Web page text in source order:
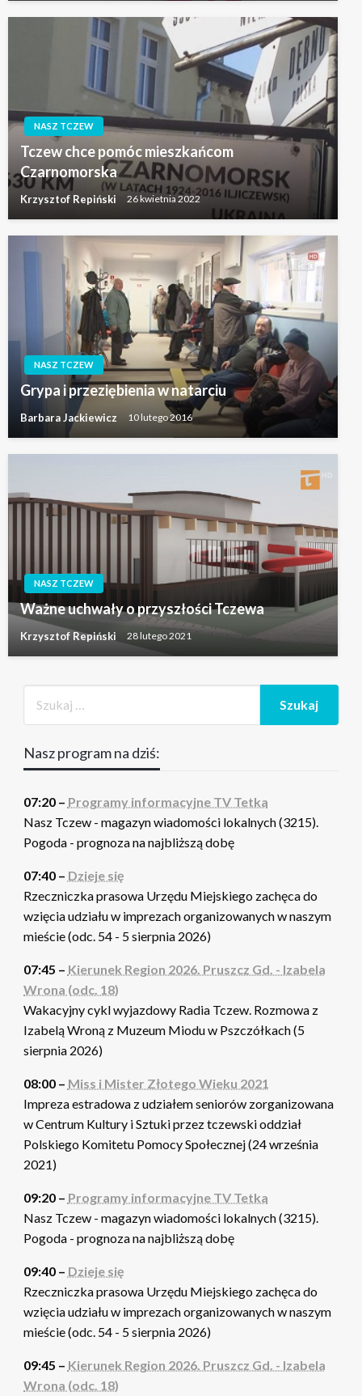
NASZ TCZEW
Tczew chce pomóc mieszkańcom
Czarnomorska
Krzysztof Repiński 26 kwietnia 2022
NASZ TCZEW
Grypa i przeziębienia w natarciu
Barbara Jackiewicz 10 lutego 2016
NASZ TCZEW
Ważne uchwały o przyszłości Tczewa
Krzysztof Repiński 28 lutego 2021
Nasz program na dziś:
07:20 – Programy informacyjne TV Tetka
Nasz Tczew - magazyn wiadomości lokalnych (3215).
Pogoda - prognoza na najbliższą dobę
07:40 – Dzieje się
Rzeczniczka prasowa Urzędu Miejskiego zachęca do
wzięcia udziału w imprezach organizowanych w naszym
mieście (odc. 54 - 5 sierpnia 2026)
07:45 – Kierunek Region 2026. Pruszcz Gd. - Izabela
Wrona (odc. 18)
Wakacyjny cykl wyjazdowy Radia Tczew. Rozmowa z
Izabelą Wroną z Muzeum Miodu w Pszczółkach (5
sierpnia 2026)
08:00 – Miss i Mister Złotego Wieku 2021
Impreza estradowa z udziałem seniorów zorganizowana
w Centrum Kultury i Sztuki przez tczewski oddział
Polskiego Komitetu Pomocy Społecznej (24 września
2021)
09:20 – Programy informacyjne TV Tetka
Nasz Tczew - magazyn wiadomości lokalnych (3215).
Pogoda - prognoza na najbliższą dobę
09:40 – Dzieje się
Rzeczniczka prasowa Urzędu Miejskiego zachęca do
wzięcia udziału w imprezach organizowanych w naszym
mieście (odc. 54 - 5 sierpnia 2026)
09:45 – Kierunek Region 2026. Pruszcz Gd. - Izabela
Wrona (odc. 18)